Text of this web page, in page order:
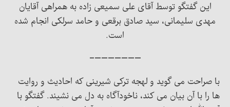
این گفتگو توسط آقای علی سمیعی زاده به همراهی آقایان
مهدی سلیمانی، سید صادق برقعی و حامد سرلکی انجام شده
است.
———————–
با صراحت می گوید و لهجه ترکی شیرینی که احادیث و روایت
ها را با آن بیان می کند، ناخودآگاه به دل می نشیند. گفتگو با